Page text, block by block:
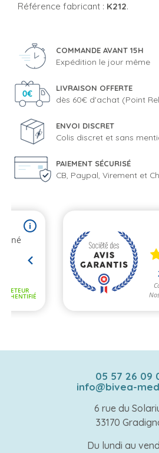
Référence fabricant : K212.
COMMANDE AVANT 15H
Expédition le jour même
LIVRAISON OFFERTE
dès 60€ d'achat (Point
ENVOI DISCRET
Colis discret et sans
PAIEMENT SÉCURISÉ
CB, Paypal, Virement et
05 57 26 09
info@bivea-
6 rue du
33170
Du lundi au